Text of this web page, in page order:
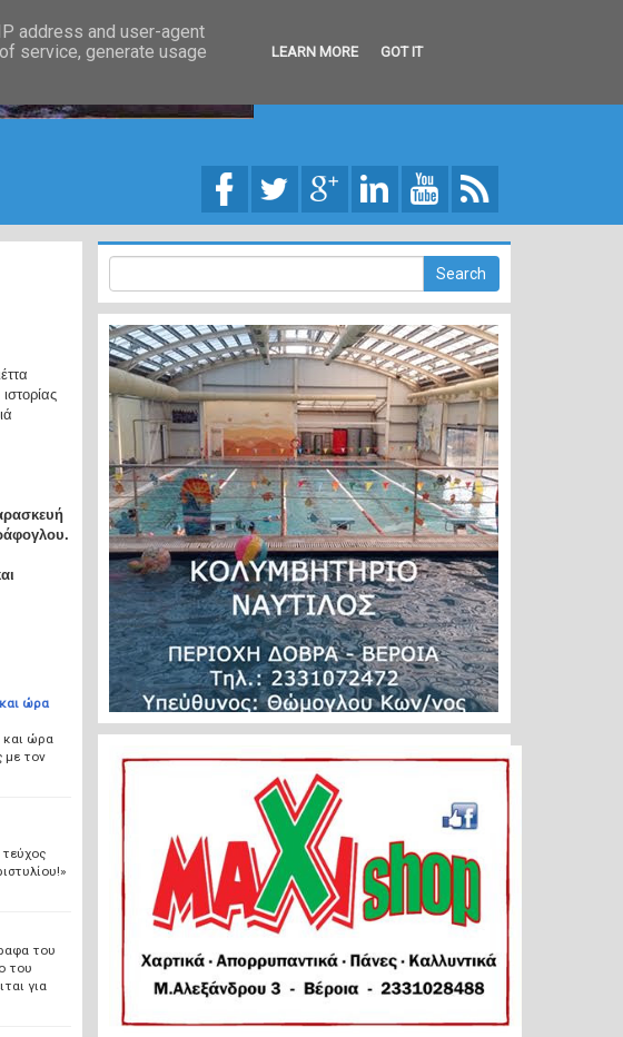
ώρα
και ώρα
με τον
του
του
για
address and user-agent
service, generate usage
LEARN MORE GOT IT